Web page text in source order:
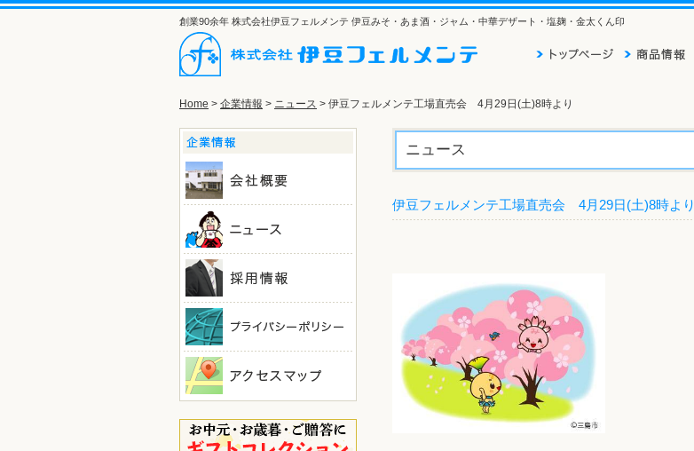
創業90余年 株式会社伊豆フェルメンテ 伊豆みそ・あま酒・ジャム・中華デザート・塩麹・金太くん印
Home > 企業情報 > ニュース > 伊豆フェルメンテ工場直売会 4月29日(土)8時より
ニュース
伊豆フェルメンテ工場直売会 4月29日(土)8時より